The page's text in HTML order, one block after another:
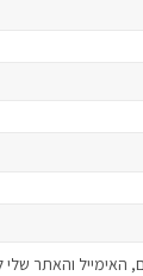
האימייל והאתר